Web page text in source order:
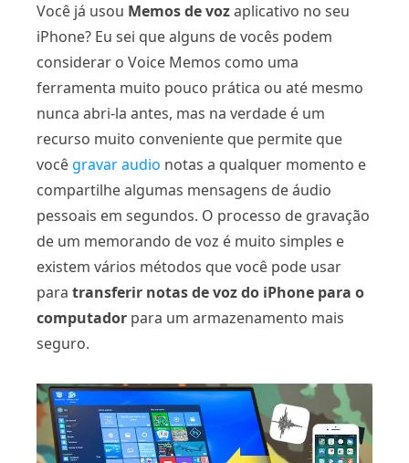
Você já usou Memos de vozaplicativo no seu
iPhone? Eu sei que alguns de vocês podem
considerar o Voice Memos como uma
ferramenta muito pouco prática ou até mesmo
nunca abri-la antes, mas na verdade é um
recurso muito conveniente que permite que
vocêgravar audio notas a qualquer momento e
compartilhe algumas mensagens de áudio
pessoais em segundos. O processo de gravação
de um memorando de voz é muito simples e
existem vários métodos que você pode usar
para transferir notas de voz do iPhone para o
computador para um armazenamento mais
seguro.